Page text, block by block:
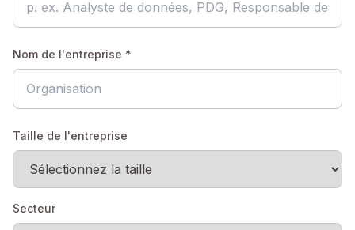
Nom de l'entreprise *
Taille de l'entreprise
Secteur